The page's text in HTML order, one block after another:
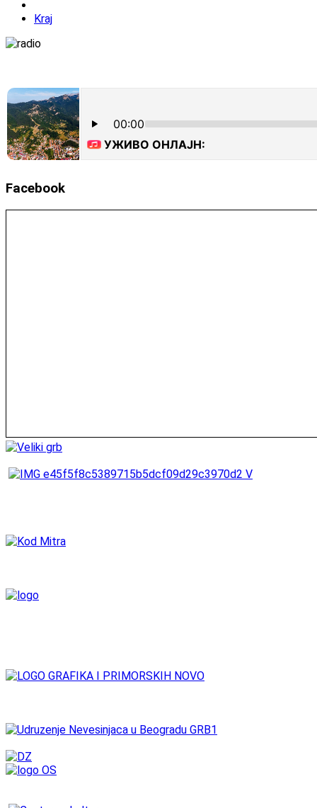
Kraj
Facebook